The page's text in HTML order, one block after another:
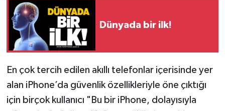
Dünyada bir ilk!
En çok tercih edilen akıllı telefonlar içerisinde yer
alan iPhone’da güvenlik özellikleriyle öne çıktığı
için birçok kullanıcı "Bu bir iPhone, dolayısıyla
GÜNDEM
İş ilanı
Kültür - Sanat